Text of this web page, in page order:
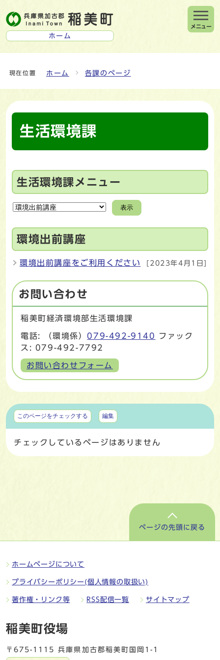
ホーム
メニュー
現在位置 ホーム 各課のページ
生活環境課
生活環境課メニュー
表示
環境出前講座
環境出前講座をご利用ください [2023年4月1日]
お問い合わせ
稲美町経済環境部生活環境課
電話: （環境係） 079-492-9140
ファック
ス: 079-492-7792
お問い合わせフォーム
マイページ
このページをチェックする 編集
チェックしているページはありません
ページの先頭に戻る
ホームページについて
プライバシーポリシー(個人情報の取扱い)
著作権・リンク等 RSS配信一覧 サイトマップ
稲美町役場
〒675-1115 兵庫県加古郡稲美町国岡1-1